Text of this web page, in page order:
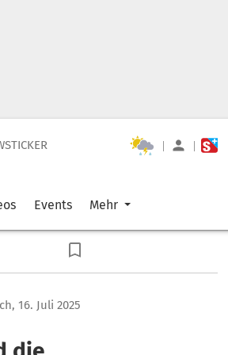
| |
Events Mehr
16. Juli 2025